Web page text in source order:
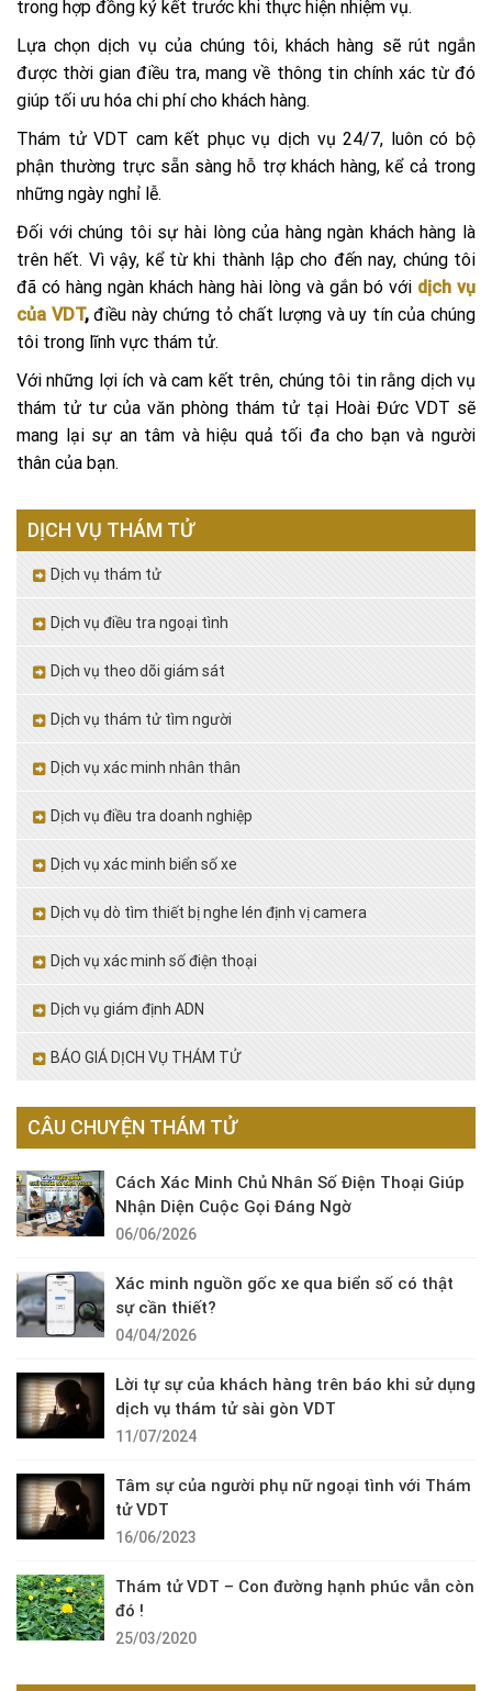
trong hợp đồng ký kết trước khi thực hiện nhiệm vụ.
Lựa chọn dịch vụ của chúng tôi, khách hàng sẽ rút ngắn
được thời gian điều tra, mang về thông tin chính xác từ đó
giúp tối ưu hóa chi phí cho khách hàng.
Thám tử VDT cam kết phục vụ dịch vụ 24/7, luôn có bộ
phận thường trực sẵn sàng hỗ trợ khách hàng, kể cả trong
những ngày nghỉ lễ.
Đối với chúng tôi sự hài lòng của hàng ngàn khách hàng là
trên hết. Vì vậy, kể từ khi thành lập cho đến nay, chúng tôi
đã có hàng ngàn khách hàng hài lòng và gắn bó với dịch vụ
của VDT,điều này chứng tỏ chất lượng và uy tín của chúng
tôi trong lĩnh vực thám tử.
Với những lợi ích và cam kết trên, chúng tôi tin rằng dịch vụ
thám tử tư của văn phòng thám tử tại Hoài Đức VDT sẽ
mang lại sự an tâm và hiệu quả tối đa cho bạn và người
thân của bạn.
DỊCH VỤ THÁM TỬ
Dịch vụ thám tử
Dịch vụ điều tra ngoại tình
Dịch vụ theo dõi giám sát
Dịch vụ thám tử tìm người
Dịch vụ xác minh nhân thân
Dịch vụ điều tra doanh nghiệp
Dịch vụ xác minh biển số xe
Dịch vụ dò tìm thiết bị nghe lén định vị camera
Dịch vụ xác minh số điện thoại
Dịch vụ giám định ADN
BÁO GIÁ DỊCH VỤ THÁM TỬ
CÂU CHUYỆN THÁM TỬ
Cách Xác Minh Chủ Nhân Số Điện Thoại Giúp
Nhận Diện Cuộc Gọi Đáng Ngờ
06/06/2026
Xác minh nguồn gốc xe qua biển số có thật
sự cần thiết?
04/04/2026
Lời tự sự của khách hàng trên báo khi sử dụng
dịch vụ thám tử sài gòn VDT
11/07/2024
Tâm sự của người phụ nữ ngoại tình với Thám
tử VDT
16/06/2023
Thám tử VDT – Con đường hạnh phúc vẫn còn
đó !
25/03/2020